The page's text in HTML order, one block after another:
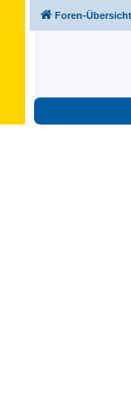
Foren-Übersicht